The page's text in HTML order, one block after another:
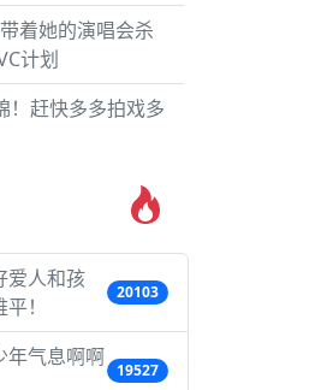
着她的演唱会杀
计划
！赶快多多拍戏多
爱人和孩
！
20103
年气息啊啊
19527